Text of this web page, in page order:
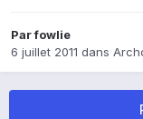
Parfowlie
6 juillet 2011 dans